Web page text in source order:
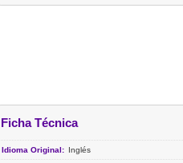
Ficha Técnica
Idioma Original: Inglés